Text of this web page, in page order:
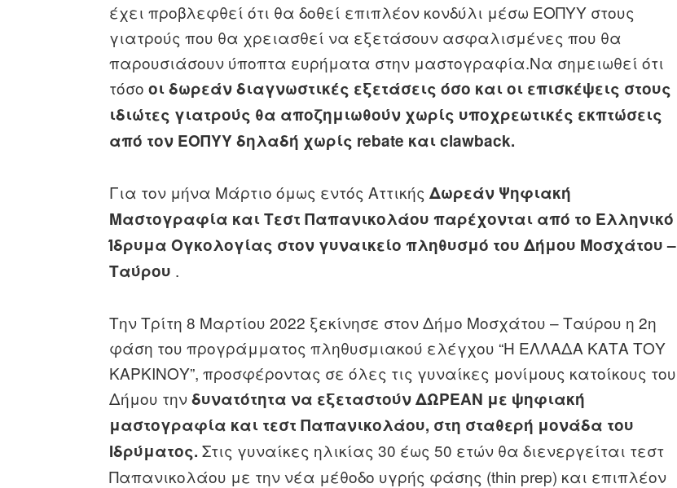
έχει προβλεφθεί ότι θα δοθεί επιπλέον κονδύλι μέσω ΕΟΠΥΥ στους
γιατρούς που θα χρειασθεί να εξετάσουν ασφαλισμένες που θα
παρουσιάσουν ύποπτα ευρήματα στην μαστογραφία.Να σημειωθεί ότι
τόσο οι δωρεάν διαγνωστικές εξετάσεις όσο και οι επισκέψεις στους
ιδιώτες γιατρούς θα αποζημιωθούν χωρίς υποχρεωτικές εκπτώσεις
από τον ΕΟΠΥΥ δηλαδή χωρίς rebate και clawback.
Για τον μήνα Μάρτιο όμως εντός ΑττικήςΔωρεάν Ψηφιακή
Μαστογραφία και Τεστ Παπανικολάου παρέχονται από το Ελληνικό
Ίδρυμα Ογκολογίας στον γυναικείο πληθυσμό του Δήμου Μοσχάτου –
Ταύρου .
Την Τρίτη 8 Μαρτίου 2022 ξεκίνησε στον Δήμο Μοσχάτου – Ταύρου η 2η
φάση του προγράμματος πληθυσμιακού ελέγχου “Η ΕΛΛΑΔΑ ΚΑΤΑ ΤΟΥ
ΚΑΡΚΙΝΟΥ”, προσφέροντας σε όλες τις γυναίκες μονίμους κατοίκους του
Δήμου τηνδυνατότητα να εξεταστούν ΔΩΡΕΑΝ με ψηφιακή
μαστογραφία και τεστ Παπανικολάου, στη σταθερή μονάδα του
Ιδρύματος. Στις γυναίκες ηλικίας 30 έως 50 ετών θα διενεργείται τεστ
Παπανικολάου με την νέα μέθοδο υγρής φάσης (thin prep) και επιπλέον